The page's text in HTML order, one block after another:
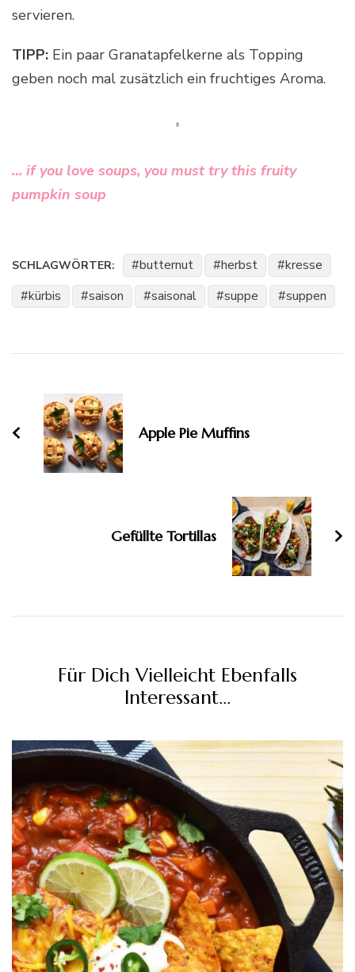
servieren.
TIPP: Ein paar Granatapfelkerne als Topping
geben noch mal zusätzlich ein fruchtiges Aroma.
… if you love soups, you must try this fruity
pumpkin soup
SCHLAGWÖRTER: butternut herbst
kresse
kürbis
saison saisonal suppe suppen
Apple Pie Muffins
Gefüllte Tortillas
Für Dich Vielleicht Ebenfalls
Interessant...